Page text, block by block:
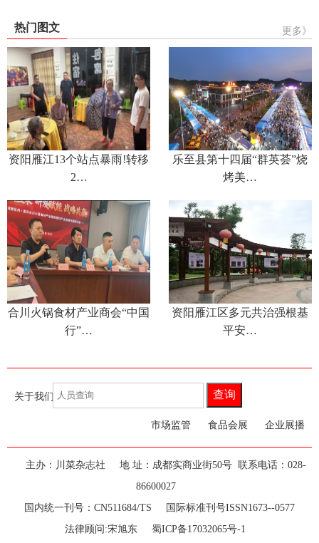
热门图文 更多》
资阳雁江13个站点暴雨!转移
2…
乐至县第十四届“群英荟”烧
烤美…
合川火锅食材产业商会“中国
行”…
资阳雁江区多元共治强根基
平安…
关于我们 联系我们 查询
市场监管 食品会展 企业展播
主办：川菜杂志社
地 址：成都实商业街50号 联系电话：028-
86600027
国内统一刊号：CN511684/TS 国际标准刊号ISSN1673--0577
法律顾问:宋旭东 蜀ICP备17032065号-1